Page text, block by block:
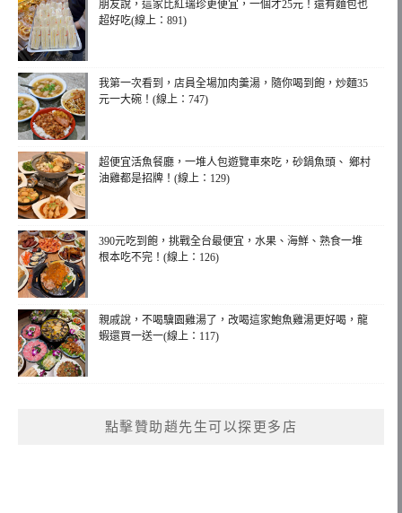
朋友說，這家比紅瑞珍更便宜，一個才25元！還有麵包也
超好吃(線上：891)
我第一次看到，店員全場加肉羹湯，隨你喝到飽，炒麵35
元一大碗！(線上：747)
超便宜活魚餐廳，一堆人包遊覽車來吃，砂鍋魚頭、 鄉村
油雞都是招牌！(線上：129)
390元吃到飽，挑戰全台最便宜，水果、海鮮、熟食一堆
根本吃不完！(線上：126)
親戚說，不喝驥園雞湯了，改喝這家鮑魚雞湯更好喝，龍
蝦還買一送一(線上：117)
點擊贊助趙先生可以探更多店